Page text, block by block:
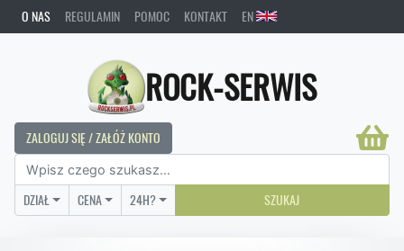
O NAS REGULAMIN POMOC KONTAKT EN
ROCK-SERWIS
ZALOGUJ SIĘ / ZAŁÓŻ KONTO
DZIAŁ CENA 24H? SZUKAJ